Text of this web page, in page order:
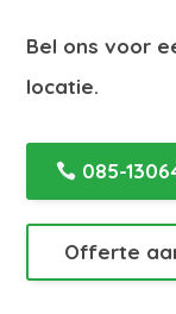
Bel ons voor
locatie.
085-
Offerte